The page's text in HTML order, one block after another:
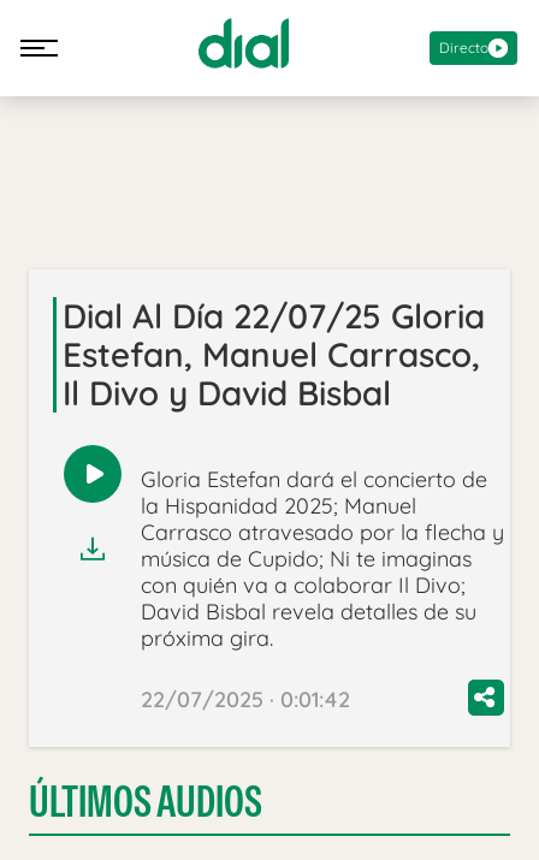
Directo
Dial Al Día 22/07/25 Gloria
Estefan, Manuel Carrasco,
Il Divo y David Bisbal
Reproducir
audio
Gloria Estefan dará el concierto de
la Hispanidad 2025; Manuel
Carrasco atravesado por la flecha y
música de Cupido; Ni te imaginas
con quién va a colaborar Il Divo;
David Bisbal revela detalles de su
próxima gira.
22/07/2025 · 0:01:42
ÚLTIMOS AUDIOS